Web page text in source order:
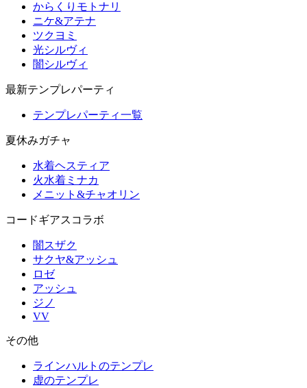
からくりモトナリ
ニケ&アテナ
ツクヨミ
光シルヴィ
闇シルヴィ
最新テンプレパーティ
テンプレパーティ一覧
夏休みガチャ
水着ヘスティア
火水着ミナカ
メニット&チャオリン
コードギアスコラボ
闇スザク
サクヤ&アッシュ
ロゼ
アッシュ
ジノ
VV
その他
ラインハルトのテンプレ
虚のテンプレ